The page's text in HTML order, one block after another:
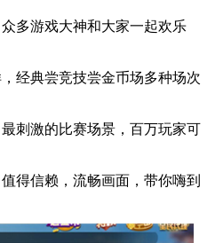
游戏大神和大家一起欢乐
典尝竞技尝金币场多种场次
激的比赛场景，百万玩家可
信赖，流畅画面，带你嗨到